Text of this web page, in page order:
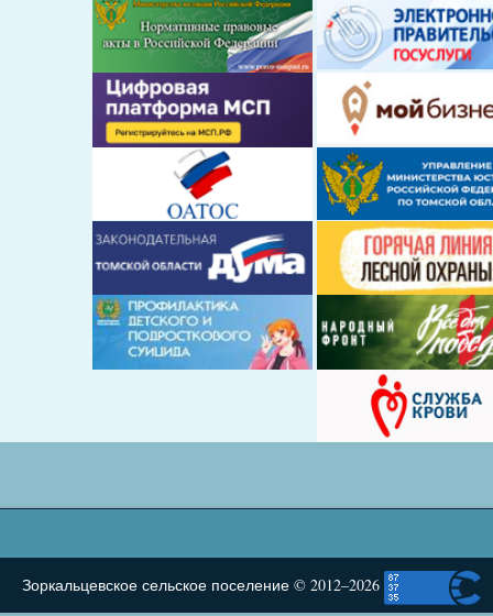
Зоркальцевское сельское поселение © 2012–2026